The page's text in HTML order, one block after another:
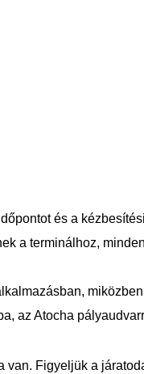
és a
a terminálhoz,
az Atocha
van. Figyeljük a